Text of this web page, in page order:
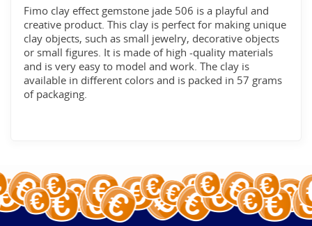
Fimo clay effect gemstone jade 506 is a playful and
creative product. This clay is perfect for making unique
clay objects, such as small jewelry, decorative objects
or small figures. It is made of high -quality materials
and is very easy to model and work. The clay is
available in different colors and is packed in 57 grams
of packaging.